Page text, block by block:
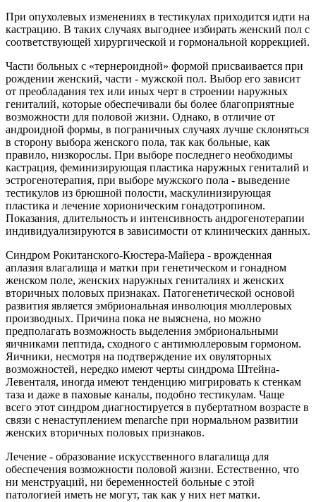
При опухолевых изменениях в тестикулах приходится идти на
кастрацию. В таких случаях выгоднее избирать женский пол с
соответствующей хирургической и гормональной коррекцией.
Части больных с «тернероидной» формой присваивается при
рождении женский, части - мужской пол. Выбор его зависит
от преобладания тех или иных черт в строении наружных
гениталий, которые обеспечивали бы более благоприятные
возможности для половой жизни. Однако, в отличие от
андроидной формы, в пограничных случаях лучше склоняться
в сторону выбора женского пола, так как больные, как
правило, низкорослы. При выборе последнего необходимы
кастрация, феминизирующая пластика наружных гениталий и
эстрогенотерапия, при выборе мужского пола - выведение
тестикулов из брюшной полости, маскулинизирующая
пластика и лечение хорионическим гонадотропином.
Показания, длительность и интенсивность андрогенотерапии
индивидуализируются в зависимости от клинических данных.
Синдром Рокитанского-Кюстера-Майера - врожденная
аплазия влагалища и матки при генетическом и гонадном
женском поле, женских наружных гениталиях и женских
вторичных половых признаках. Патогенетической основой
развития является эмбриональная инволюция мюллеровых
производных. Причина пока не выяснена, но можно
предполагать возможность выделения эмбриональными
яичниками пептида, сходного с антимюллеровым гормоном.
Яичники, несмотря на подтверждение их овуляторных
возможностей, нередко имеют черты синдрома Штейна-
Левенталя, иногда имеют тенденцию мигрировать к стенкам
таза и даже в паховые каналы, подобно тестикулам. Чаще
всего этот синдром диагностируется в пубертатном возрасте в
связи с ненаступлением menarche при нормальном развитии
женских вторичных половых признаков.
Лечение - образование искусственного влагалища для
обеспечения возможности половой жизни. Естественно, что
ни менструаций, ни беременностей больные с этой
патологией иметь не могут, так как у них нет матки.